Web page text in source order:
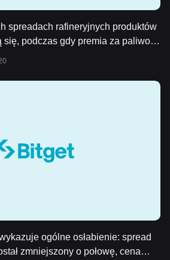
spreadach rafineryjnych produktów
się, podczas gdy premia za paliwo
za disel osiąga niski poziom.
ogólne osłabienie: spread
zmniejszony o połowę, cena